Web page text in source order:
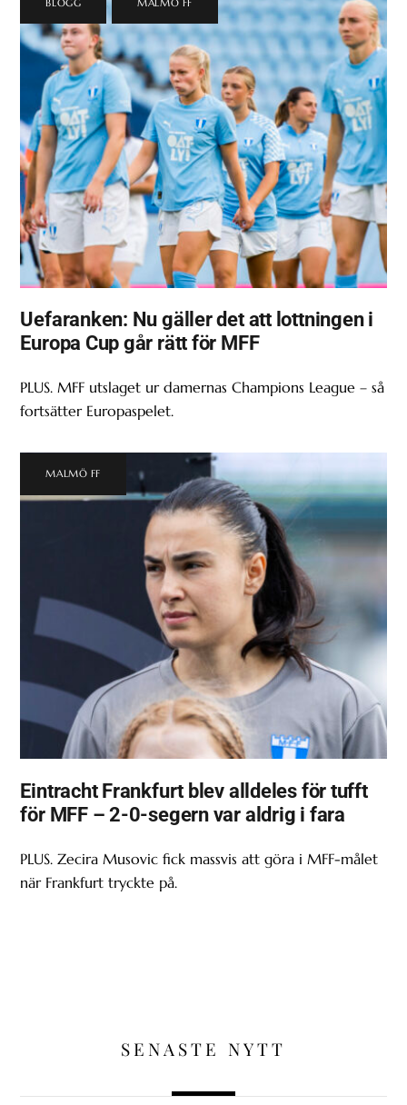
Uefaranken: Nu gäller det att lottningen i
Europa Cup går rätt för MFF
PLUS. MFF utslaget ur damernas Champions League – så
fortsätter Europaspelet.
MALMÖ FF
Eintracht Frankfurt blev alldeles för tufft
för MFF – 2-0-segern var aldrig i fara
PLUS. Zecira Musovic fick massvis att göra i MFF-målet
när Frankfurt tryckte på.
SENASTE NYTT